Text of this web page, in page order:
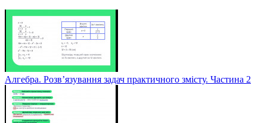
Алгебра. Розв’язування задач практичного змісту. Частина 2